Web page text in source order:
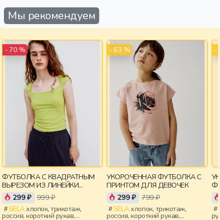
Мы рекомендуем
- 70 %
ФУТБОЛКА С КВАДРАТНЫМ
ВЫРЕЗОМ ИЗ ЛИНЕЙКИ
YOUNG
299 ₽ 999 ₽
SELAхлопок, трикотаж,
россия, короткий рукав,
- 63 %
УКОРОЧЕННАЯ ФУТБОЛКА С
ПРИНТОМ ДЛЯ ДЕВОЧЕК
299 ₽ 799 ₽
SELAхлопок, трикотаж,
россия, короткий рукав,
-